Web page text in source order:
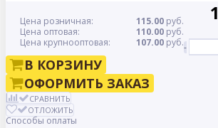
Цена розничная: 115.00 руб.
Цена оптовая:
110.00 руб.
Цена крупнооптовая:
107.00 руб.-
В КОРЗИНУ
ОФОРМИТЬ ЗАКАЗ
СРАВНИТЬ
ОТЛОЖИТЬ
Способы оплаты